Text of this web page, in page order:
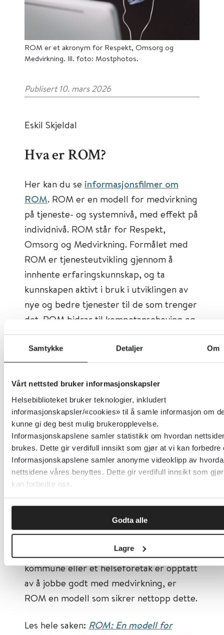
Samtykke Detaljer Om
Vårt nettsted bruker informasjonskapsler
Helsebiblioteket bruker teknologier, inkludert
informasjonskapsler/«cookies» til å samle informasjon om
kunne gi deg best mulig brukeropplevelse.
Informasjonskapslene samler statistikk om hvordan
brukes. Dette gir verdifull innsikt som gjør at vi kan forbedre
Informasjonskapslene samler anonyme videoklipp av
nettsidene våres benyttes. Dette gir verdifull innsikt som
kan forbedre oss.
Godta alle
Lagre
ROM er et akronym for Respekt, Omsorg og
Medvirkning. Ill. foto: Mostphotos.
Publisert 10. mars 2026
Eskil Skjeldal
Hva er ROM?
Her kan du se informasjonsfilmer om
ROM. ROM er en modell for medvirkning
på tjeneste- og systemnivå, med effekt på
individnivå. ROM står for Respekt,
Omsorg og Medvirkning. Formålet med
ROM er tjenesteutvikling gjennom å
innhente erfaringskunnskap, og ta
kunnskapen aktivt i bruk i utviklingen av
nye og bedre tjenester til de som trenger
det. ROM bidrar til kompetanseheving og
økt tverrfaglig og tverretatlig forståelse.
En universell modell for
brukermedvirkning
Brukermedvirkning er en lovpålagt
rettighet og en nødvendig forutsetning
når gode og treffsikre tjenester skal
utvikles. Både kommuner og helseforetak
er pålagt å jobbe systematisk med
systemnivå.De nye nasjonale faglige
skal sørge for denne systematiske
tilnærmingen til bruker- og
pårørendemedvirkning. Og hvis en
kommune eller et helseforetak er opptatt
av å jobbe godt med medvirkning, er
ROM en modell som sikrer nettopp dette.
Les hele saken: ROM: En modell for